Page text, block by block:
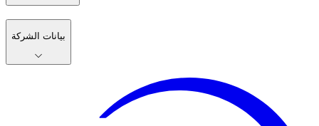
بيانات الشركة